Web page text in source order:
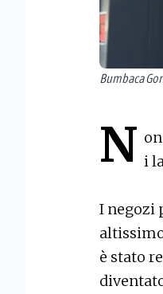
Bumbaca
N i
I negozi
è stato